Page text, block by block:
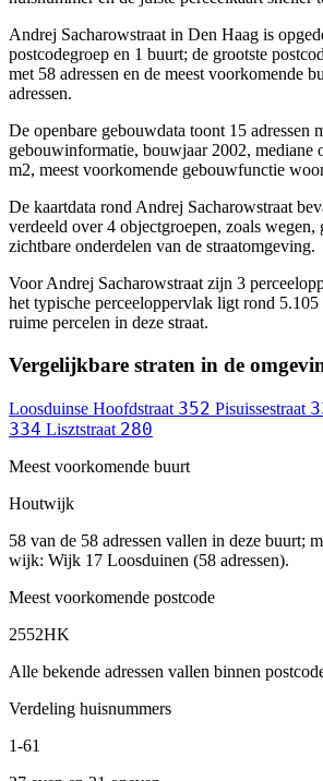
Andrej Sacharowstraat in Den Haag is
postcodegroep en 1 buurt; de grootste
met 58 adressen en de meest voorkomende
adressen.
De openbare gebouwdata toont 15 adressen
gebouwinformatie, bouwjaar 2002, mediane
m2, meest voorkomende gebouwfunctie
De kaartdata rond Andrej Sacharowstraat
verdeeld over 4 objectgroepen, zoals wegen,
zichtbare onderdelen van de straatomgeving.
Voor Andrej Sacharowstraat zijn 3
het typische perceeloppervlak ligt rond 5.105
ruime percelen in deze straat.
Vergelijkbare straten in de
Loosduinse Hoofdstraat 352 Pisuissestraat
334 Lisztstraat 280
Meest voorkomende buurt
Houtwijk
58 van de 58 adressen vallen in deze buurt;
wijk: Wijk 17 Loosduinen (58 adressen).
Meest voorkomende postcode
2552HK
Alle bekende adressen vallen binnen
Verdeling huisnummers
1-61